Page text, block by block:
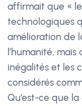
affirmait que «
technologiques
amélioration de
l’humanité,
inégalités et les
considérés
Qu’est-ce que